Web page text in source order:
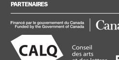
PARTENAIRES